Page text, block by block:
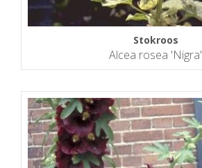
Stokroos
Alcea rosea 'Nigra'